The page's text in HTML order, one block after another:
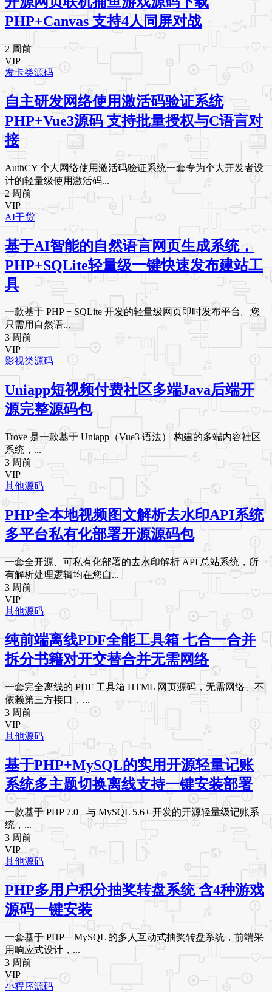
PHP+Canvas 支持4人同屏对战
2 周前
VIP
发卡类源码
自主研发网络使用激活码验证系统
PHP+Vue3源码 支持批量授权与C语言对
接
AuthCY 个人网络使用激活码验证系统一套专为个人开发者设
计的轻量级使用激活码...
2 周前
VIP
AI干货
基于AI智能的自然语言网页生成系统，
PHP+SQLite轻量级一键快速发布建站工
具
一款基于 PHP + SQLite 开发的轻量级网页即时发布平台。您
只需用自然语...
3 周前
VIP
影视类源码
Uniapp短视频付费社区多端Java后端开
源完整源码包
Trove 是一款基于 Uniapp（Vue3 语法） 构建的多端内容社区
系统，...
3 周前
VIP
其他源码
PHP全本地视频图文解析去水印API系统
多平台私有化部署开源源码包
一套全开源、可私有化部署的去水印解析 API 总站系统，所
有解析处理逻辑均在您自...
3 周前
VIP
其他源码
纯前端离线PDF全能工具箱 七合一合并
拆分书籍对开交替合并无需网络
一套完全离线的 PDF 工具箱 HTML 网页源码，无需网络、不
依赖第三方接口，...
3 周前
VIP
其他源码
基于PHP+MySQL的实用开源轻量记账
系统多主题切换离线支持一键安装部署
一款基于 PHP 7.0+ 与 MySQL 5.6+ 开发的开源轻量级记账系
统，...
3 周前
VIP
其他源码
PHP多用户积分抽奖转盘系统 含4种游戏
源码一键安装
一套基于 PHP + MySQL 的多人互动式抽奖转盘系统，前端采
用响应式设计，...
3 周前
VIP
小程序源码